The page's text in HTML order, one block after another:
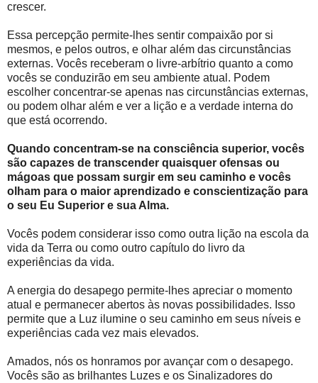
crescer.
Essa percepção permite-lhes sentir compaixão por si
mesmos, e pelos outros, e olhar além das circunstâncias
externas. Vocês receberam o livre-arbítrio quanto a como
vocês se conduzirão em seu ambiente atual. Podem
escolher concentrar-se apenas nas circunstâncias externas,
ou podem olhar além e ver a lição e a verdade interna do
que está ocorrendo.
Quando concentram-se na consciência superior, vocês
são capazes de transcender quaisquer ofensas ou
mágoas que possam surgir em seu caminho e vocês
olham para o maior aprendizado e conscientização para
o seu Eu Superior e sua Alma.
Vocês podem considerar isso como outra lição na escola da
vida da Terra ou como outro capítulo do livro da
experiências da vida.
A energia do desapego permite-lhes apreciar o momento
atual e permanecer abertos às novas possibilidades. Isso
permite que a Luz ilumine o seu caminho em seus níveis e
experiências cada vez mais elevados.
Amados, nós os honramos por avançar com o desapego.
Vocês são as brilhantes Luzes e os Sinalizadores do